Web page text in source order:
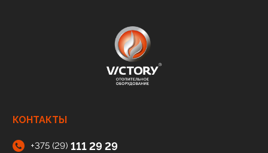
КОНТАКТЫ
+375 (29) 111 29 29